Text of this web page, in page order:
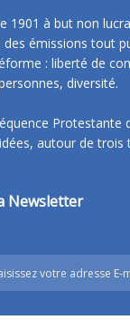
1901 à but non
émissions tout
: liberté de
diversité.
Protestante
autour de trois
Newsletter